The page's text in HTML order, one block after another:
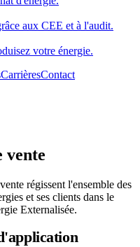
aux CEE et à l'audit.
votre énergie.
CarrièresContact
vente
régissent l'ensemble des
et ses clients dans le
Externalisée.